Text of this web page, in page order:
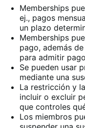
Memberships
ej., pagos
un plazo
Memberships
pago, además
para admitir
Se pueden usar
mediante una
La restricción y
incluir o excluir
que controles
Los miembros